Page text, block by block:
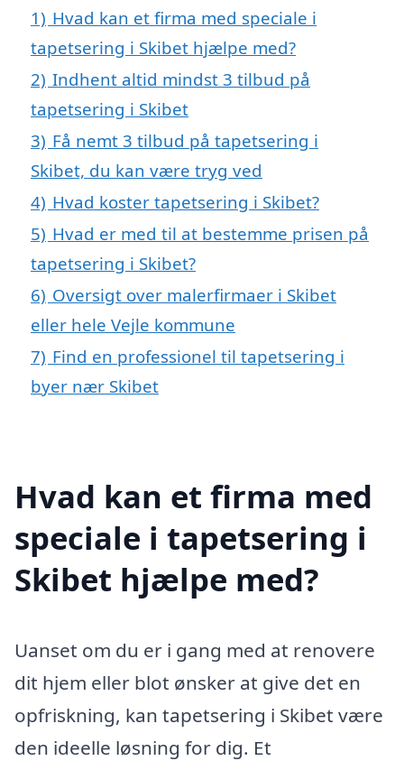
1) Hvad kan et firma med speciale i
tapetsering i Skibet hjælpe med?
2) Indhent altid mindst 3 tilbud på
tapetsering i Skibet
3) Få nemt 3 tilbud på tapetsering i
Skibet, du kan være tryg ved
4) Hvad koster tapetsering i Skibet?
5) Hvad er med til at bestemme prisen på
tapetsering i Skibet?
6) Oversigt over malerfirmaer i Skibet
eller hele Vejle kommune
7) Find en professionel til tapetsering i
byer nær Skibet
Hvad kan et firma med
speciale i tapetsering i
Skibet hjælpe med?
Uanset om du er i gang med at renovere
dit hjem eller blot ønsker at give det en
opfriskning, kan tapetsering i Skibet være
den ideelle løsning for dig. Et